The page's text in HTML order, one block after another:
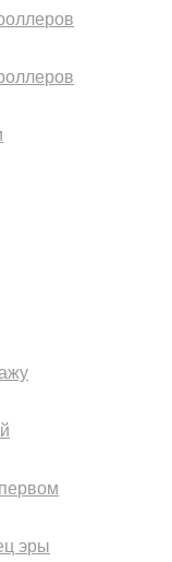
эры